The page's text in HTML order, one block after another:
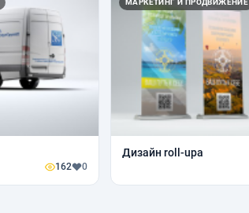
162 0
Дизайн roll-upa